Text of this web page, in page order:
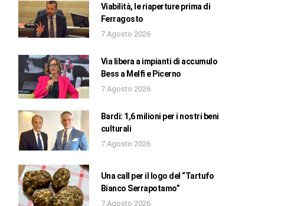
Viabilità, le riaperture prima di
Ferragosto
7 Agosto 2026
Via libera a impianti di accumulo
Bess a Melfi e Picerno
7 Agosto 2026
Bardi: 1,6 milioni per i nostri beni
culturali
7 Agosto 2026
Una call per il logo del “Tartufo
Bianco Serrapotamo”
7 Agosto 2026